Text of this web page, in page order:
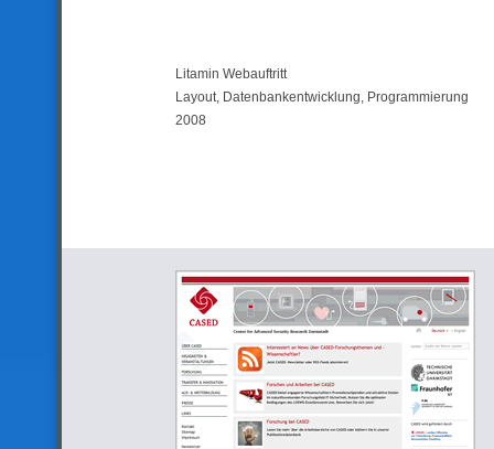
Litamin Webauftritt
Layout, Datenbankentwicklung, Programmierung
2008